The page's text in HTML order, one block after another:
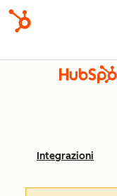
Integrazioni